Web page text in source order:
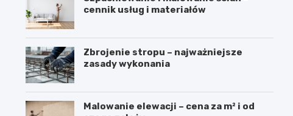
cennik usług i materiałów
Zbrojenie stropu – najważniejsze
zasady wykonania
Malowanie elewacji – cena za m² i od